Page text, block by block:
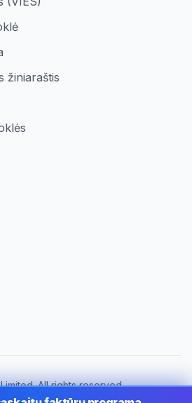
žiniaraštis
All rights reserved.
Lithuania